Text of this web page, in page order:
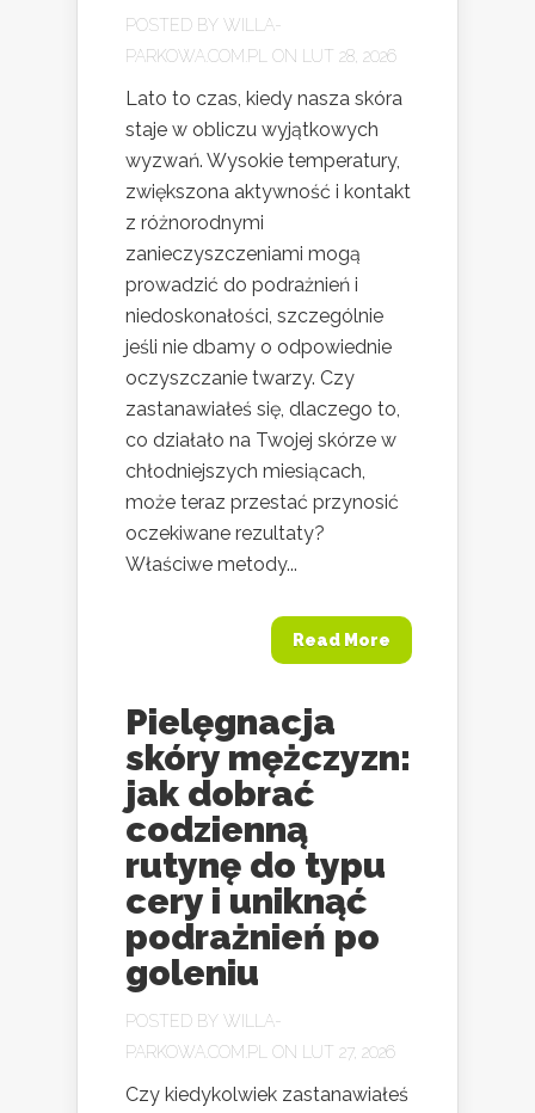
POSTED BY WILLA-
PARKOWA.COM.PL
ON LUT 28, 2026
Lato to czas, kiedy nasza skóra
staje w obliczu wyjątkowych
wyzwań. Wysokie temperatury,
zwiększona aktywność i kontakt
z różnorodnymi
zanieczyszczeniami mogą
prowadzić do podrażnień i
niedoskonałości, szczególnie
jeśli nie dbamy o odpowiednie
oczyszczanie twarzy. Czy
zastanawiałeś się, dlaczego to,
co działało na Twojej skórze w
chłodniejszych miesiącach,
może teraz przestać przynosić
oczekiwane rezultaty?
Właściwe metody...
Read More
Pielęgnacja
skóry mężczyzn:
jak dobrać
codzienną
rutynę do typu
cery i uniknąć
podrażnień po
goleniu
POSTED BY WILLA-
PARKOWA.COM.PL
ON LUT 27, 2026
Czy kiedykolwiek zastanawiałeś